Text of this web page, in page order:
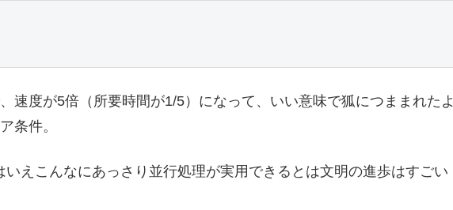
速度が5倍（所要時間が1/5）になって、いい意味で狐につままれたよ
条件。
えこんなにあっさり並行処理が実用できるとは文明の進歩はすごい